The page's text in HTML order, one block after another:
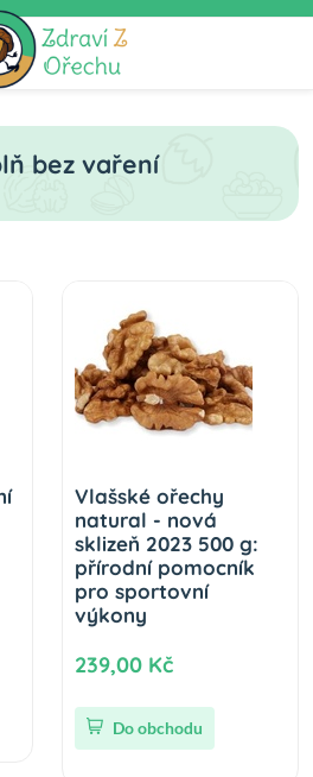
bez vaření
Vlašské ořechy
natural - nová
sklizeň 2023 500 g:
přírodní pomocník
pro sportovní
výkony
239,00 Kč
Do obchodu